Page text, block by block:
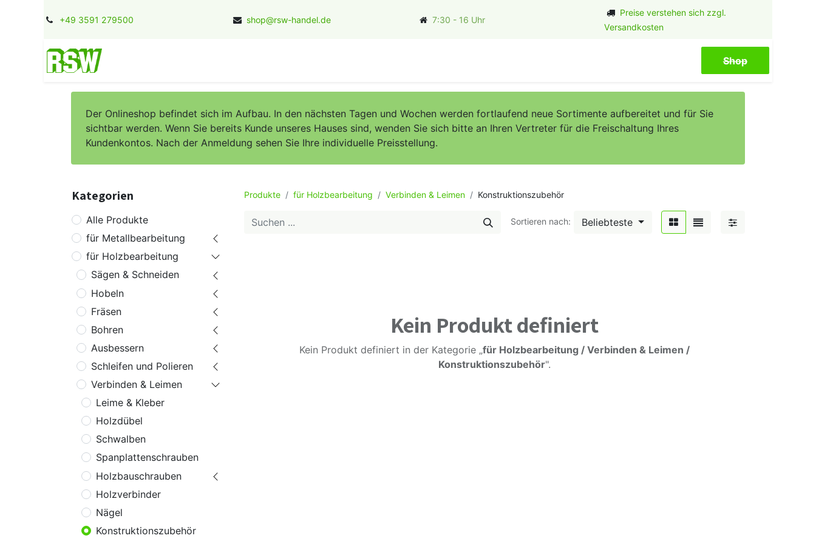
+49 3591 279500 shop@rsw-handel.de 7:30 - 16 Uhr
Preise verstehen sich zzgl.
Versandkosten
Shop​​​​
Der Onlineshop befindet sich im Aufbau. In den nächsten Tagen und Wochen werden fortlaufend neue Sortimente aufbereitet und für Sie
sichtbar werden. Wenn Sie bereits Kunde unseres Hauses sind, wenden Sie sich bitte an Ihren Vertreter für die Freischaltung Ihres
Kundenkontos. Nach der Anmeldung sehen Sie Ihre individuelle Preisstellung.
Kategorien
Alle Produkte
für Metallbearbeitung
für Holzbearbeitung
Sägen & Schneiden
Hobeln
Fräsen
Bohren
Ausbessern
Schleifen und Polieren
Verbinden & Leimen
Leime & Kleber
Holzdübel
Schwalben
Spanplattenschrauben
Holzbauschrauben
Holzverbinder
Nägel
Konstruktionszubehör
Produkte für Holzbearbeitung Verbinden & Leimen Konstruktionszubehör
Sortieren nach: Beliebteste
Kein Produkt definiert
Kein Produkt definiert in der Kategorie „für Holzbearbeitung / Verbinden & Leimen /
Konstruktionszubehör".